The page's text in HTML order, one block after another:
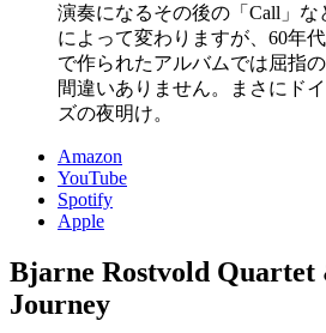
演奏になるその後の「Call」
によって変わりますが、60年
で作られたアルバムでは屈指
間違いありません。まさにド
ズの夜明け。
Amazon
YouTube
Spotify
Apple
Bjarne Rostvold Quartet
Journey